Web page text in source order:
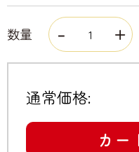
数量
通常価格:
カー